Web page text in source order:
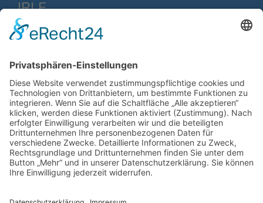
IRLE
Traute-Lafrenz-Str. 167
Deutschland
+49 4034 5555
+49 40348 0220
info@stb-irle.de
Kontakt
Datenschutz
Impressum